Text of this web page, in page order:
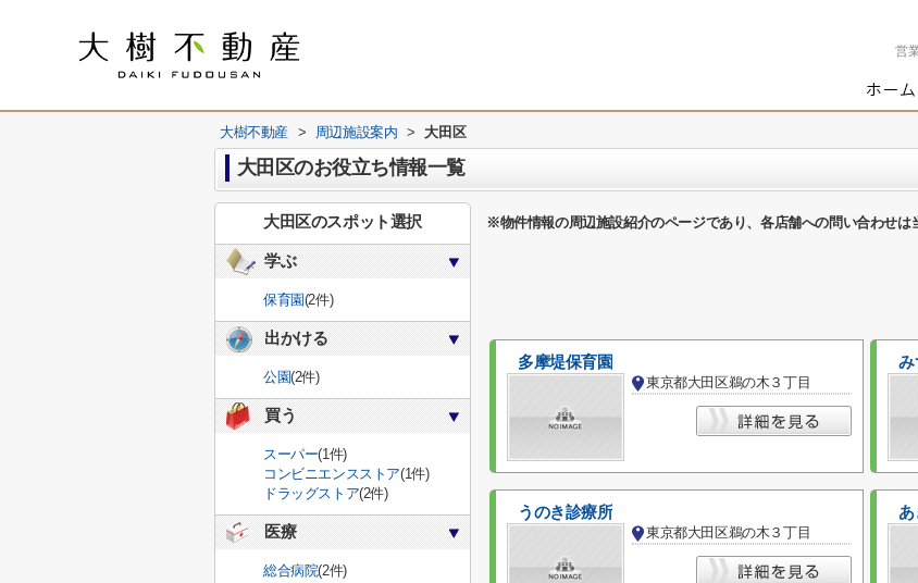
営
大樹不動産 > 周辺施設案内 > 大田区
大田区のお役立ち情報一覧
※物件情報の周辺施設紹介のページであり、各店舗への問い合わせは
多摩堤保育園
東京都大田区鵜の木３丁目
み
うのき診療所
東京都大田区鵜の木３丁目
あ
大田区のスポット選択
学ぶ
保育園(2件)
出かける
公園(2件)
買う
スーパー(1件)
コンビニエンスストア(1件)
ドラッグストア(2件)
医療
総合病院(2件)